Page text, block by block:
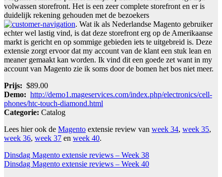
volwassen storefront. Het is een zeer complete storefront en er is
duidelijk rekening gehouden met de bezoekers
. Wat ik als Nederlandse Magento gebruiker
echter wel lastig vind, is dat deze storefront erg op de Amerikaanse
markt is gericht en op sommige gebieden iets te uitgebreid is. Deze
extensie zorgt ervoor dat my account van de klant een stuk lean en
meaner gemaakt kan worden. Ik vind dit een goede zet want in my
account van Magento zie ik soms door de bomen het bos niet meer.
Prijs: $89.00
Demo: http://demo1.mageservices.com/index.php/electronics/cell-
phones/htc-touch-diamond.html
Categorie: Catalog
Lees hier ook de Magento extensie review van week 34, week 35,
week 36, week 37 en week 40.
Bericht
navigatie
Dinsdag Magento extensie reviews – Week 38
Dinsdag Magento extensie reviews – Week 40